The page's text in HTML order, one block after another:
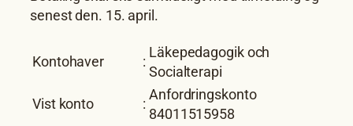
senest den. 15. april.
Kontohaver :
Läkepedagogik och
Socialterapi
Vist konto
:
Anfordringskonto
84011515958